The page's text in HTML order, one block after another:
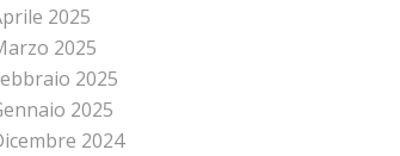
2025
2025
2025
2025
2024